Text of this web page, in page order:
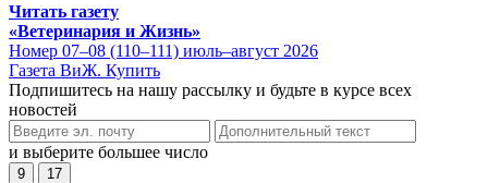
Читать газету
«Ветеринария и Жизнь»
Номер 07–08 (110–111) июль–август 2026
Газета ВиЖ. Купить
Подпишитесь на нашу рассылку и будьте в курсе всех
новостей
и выберите большее число
9 17